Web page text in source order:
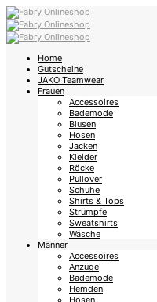
Home
Gutscheine
JAKO Teamwear
Frauen
Accessoires
Bademode
Blusen
Hosen
Jacken
Kleider
Röcke
Pullover
Schuhe
Shirts & Tops
Strümpfe
Sweatshirts
Wäsche
Männer
Accessoires
Anzüge
Bademode
Hemden
Hosen